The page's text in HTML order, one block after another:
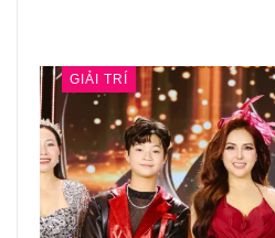
GIẢI TRÍ